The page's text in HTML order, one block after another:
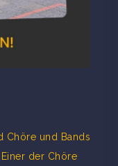
Chöre und Bands
der Chöre